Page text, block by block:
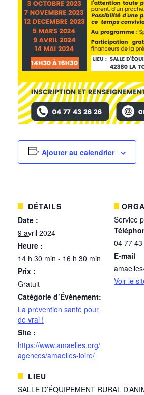
Ajouter au calendrier
DÉTAILS
Date :
9 avril 2024
Heure :
14 h 30 min - 16 h 30 min
Prix :
Gratuit
Catégorie d’Évènement:
La prévention santé pour
de vrai !
Site :
https://www.amaelles.org/
agences/amaelles-loire/
LIEU
SALLE D’ÉQUIPEMENT RURAL
Service
04 77
E-mail
Voir le